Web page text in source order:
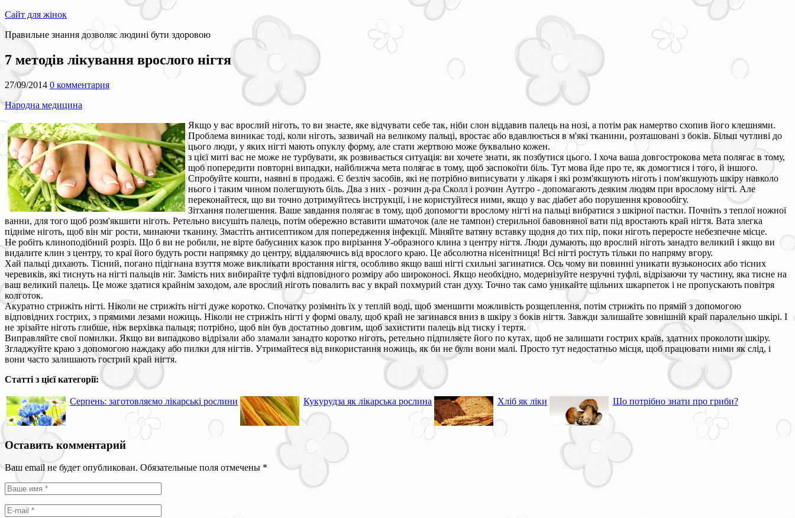
Сайт для жінок
Правильне знання дозволяє людині бути здоровою
7 методів лікування врослого нігтя
27/09/2014 0 комментария
Народна медицина
Якщо у вас врослий ніготь, то ви знаєте, яке відчувати себе так, ніби слон віддавив палець на нозі, а потім рак намертво схопив його клешнями.
Проблема виникає тоді, коли ніготь, зазвичай на великому пальці, вростає або вдавлюється в м'які тканини, розташовані з боків. Більш чутливі до
цього люди, у яких нігті мають опуклу форму, але стати жертвою може буквально кожен.
з цієї миті вас не може не турбувати, як розвивається ситуація: ви хочете знати, як позбутися цього. І хоча ваша довгострокова мета полягає в тому,
щоб попередити повторні випадки, найближча мета полягає в тому, щоб заспокоїти біль. Тут мова йде про те, як домогтися і того, й іншого.
Спробуйте кошти, наявні в продажі. Є безліч засобів, які не потрібно виписувати у лікаря і які розм'якшують ніготь і пом'якшують шкіру навколо
нього і таким чином полегшують біль. Два з них - розчин д-ра Сколл і розчин Аутгро - допомагають деяким людям при врослому нігті. Але
переконайтеся, що ви точно дотримуйтесь інструкції, і не користуйтеся ними, якщо у вас діабет або порушення кровообігу.
Зітхання полегшення. Ваше завдання полягає в тому, щоб допомогти врослому нігті на пальці вибратися з шкірної пастки. Почніть з теплої ножної
ванни, для того щоб розм'якшити ніготь. Ретельно висушіть палець, потім обережно вставити шматочок (але не тампон) стерильної бавовняної вати під вростають край нігтя. Вата злегка
підніме ніготь, щоб він міг рости, минаючи тканину. Змастіть антисептиком для попередження інфекції. Міняйте ватяну вставку щодня до тих пір, поки ніготь переросте небезпечне місце.
Не робіть клиноподібний розріз. Що б ви не робили, не вірте бабусиних казок про вирізання У-образного клина з центру нігтя. Люди думають, що врослий ніготь занадто великий і якщо ви
видалите клин з центру, то краї його будуть рости напрямку до центру, віддаляючись від врослого краю. Це абсолютна нісенітниця! Всі нігті ростуть тільки по напряму вгору.
Хай пальці дихають. Тісний, погано підігнана взуття може викликати вростання нігтя, особливо якщо ваші нігті схильні загинатися. Ось чому ви повинні уникати вузьконосих або тісних
черевиків, які тиснуть на нігті пальців ніг. Замість них вибирайте туфлі відповідного розміру або широконосі. Якщо необхідно, модернізуйте незручні туфлі, відрізаючи ту частину, яка тисне на
ваш великий палець. Це може здатися крайнім заходом, але врослий ніготь повалить вас у вкрай похмурий стан духу. Точно так само уникайте щільних шкарпеток і не пропускають повітря
колготок.
Акуратно стрижіть нігті. Ніколи не стрижіть нігті дуже коротко. Спочатку розімніть їх у теплій воді, щоб зменшити можливість розщеплення, потім стрижіть по прямій з допомогою
відповідних гострих, з прямими лезами ножиць. Ніколи не стрижіть нігті у формі овалу, щоб край не загинався вниз в шкіру з боків нігтя. Завжди залишайте зовнішній край паралельно шкірі. І
не зрізайте ніготь глибше, ніж верхівка пальця; потрібно, щоб він був достатньо довгим, щоб захистити палець від тиску і тертя.
Виправляйте свої помилки. Якщо ви випадково відрізали або зламали занадто коротко ніготь, ретельно підпиляєте його по кутах, щоб не залишати гострих країв, здатних проколоти шкіру.
Згладжуйте краю з допомогою наждаку або пилки для нігтів. Утримайтеся від використання ножиць, як би не були вони малі. Просто тут недостатньо місця, щоб працювати ними як слід, і
вони часто залишають гострий край нігтя.
Статті з цієї категорії:
Серпень: заготовляємо лікарські рослини Кукурудза як лікарська рослина Хліб як ліки Що потрібно знати про гриби?
Оставить комментарий
Ваш email не будет опубликован. Обязательные поля отмечены *